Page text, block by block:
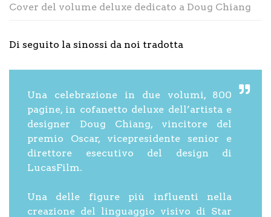
Cover del volume deluxe dedicato a Doug Chiang
Di seguito la sinossi da noi tradotta
Una celebrazione in due volumi, 800
pagine, in cofanetto deluxe dell’artista e
designer Doug Chiang, vincitore del
premio Oscar, vicepresidente senior e
direttore esecutivo del design di
LucasFilm.
Una delle figure più influenti nella
creazione del linguaggio visivo di Star